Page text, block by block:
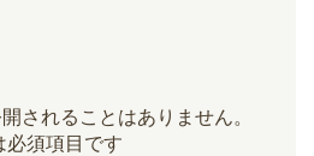
されることはありません。
必須項目です